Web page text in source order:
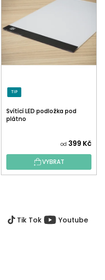
TIP
Svítící LED podložka pod
plátno
od 399 Kč
VYBRAT
Tik Tok Youtube